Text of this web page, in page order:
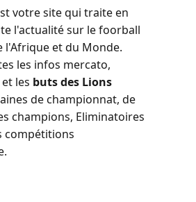
votre site qui traite en
l'actualité sur le foorball
l'Afrique et du Monde.
les infos mercato,
les buts des Lions
de championnat, de
champions, Eliminatoires
compétitions